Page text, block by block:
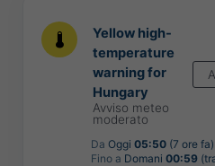
Yellow high-
temperature
warning for
Hungary
Avviso meteo
moderato
Da Oggi 05:50 (7 ore fa)
Fino a Domani 00:59